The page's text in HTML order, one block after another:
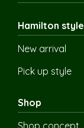
Hamilton style
New arrival
Pick up style
Shop
Shop concept